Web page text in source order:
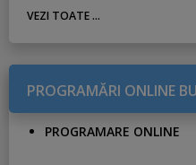
VEZI TOATE ...
PROGRAMĂRI ONLINE
PROGRAMARE ONLINE